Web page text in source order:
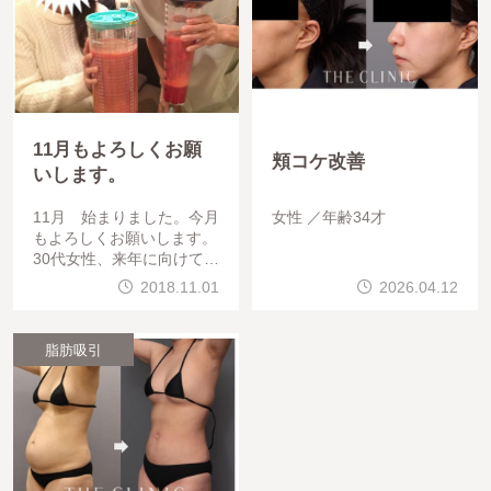
11月もよろしくお願
いします。
11月 始まりました。今月
もよろしくお願いします。
30代女性、来年に向けて、
大腿全周＋膝 をして頂き
2018.11.01
頬コケ改善
女性 年齢34才
2026.04.12
脂肪吸引